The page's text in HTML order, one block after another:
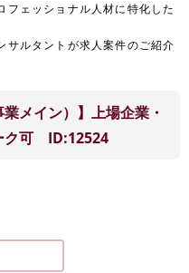
フェッショナル人材に特化した
サルタントが求人案件のご紹介
メイン）】上場企業・
ク可 ID:12524